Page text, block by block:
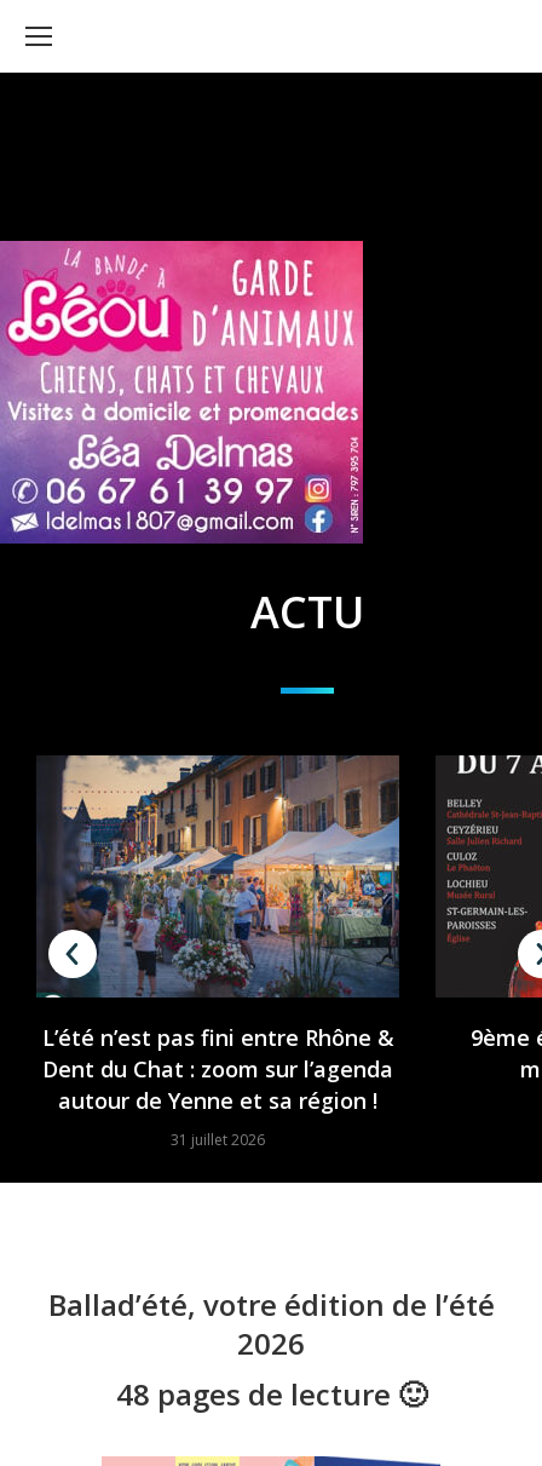
ACTU
L’été n’est pas fini entre Rhône &
Dent du Chat : zoom sur l’agenda
autour de Yenne et sa région !
31 juillet 2026
9ème
Ballad’été, votre édition de l’été
2026
48 pages de lecture 🙂